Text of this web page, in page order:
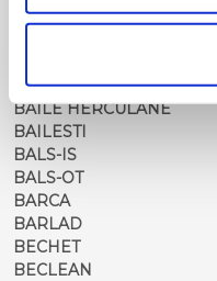
ALEXANDRIA
BAIA MARE
BAILE HERCULANE
BAILESTI
BALS-IS
BALS-OT
BARCA
BARLAD
BECHET
BECLEAN